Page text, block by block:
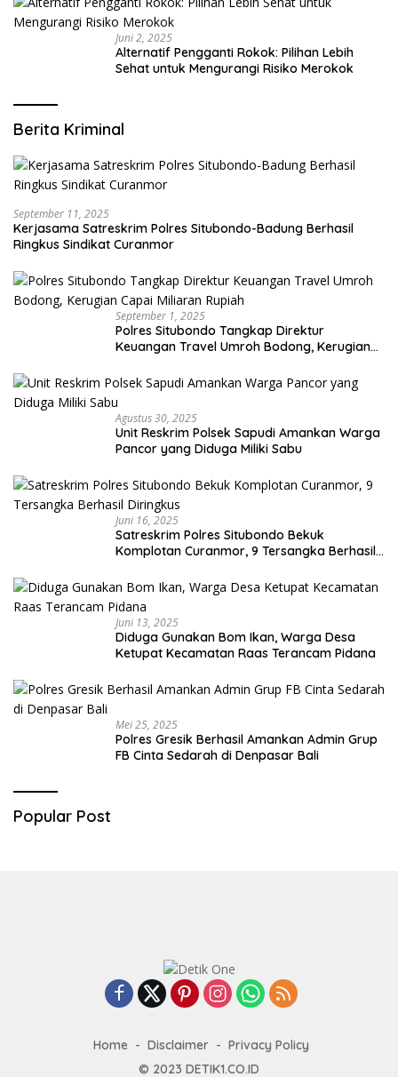
Juni 2, 2025
Alternatif Pengganti Rokok: Pilihan Lebih
Sehat untuk Mengurangi Risiko Merokok
Berita Kriminal
September 11, 2025
Kerjasama Satreskrim Polres Situbondo-Badung Berhasil
Ringkus Sindikat Curanmor
September 1, 2025
Polres Situbondo Tangkap Direktur
Keuangan Travel Umroh Bodong, Kerugian
Agustus 30, 2025
Unit Reskrim Polsek Sapudi Amankan Warga
Pancor yang Diduga Miliki Sabu
Juni 16, 2025
Satreskrim Polres Situbondo Bekuk
Komplotan Curanmor, 9 Tersangka Berhasil
Juni 13, 2025
Diduga Gunakan Bom Ikan, Warga Desa
Ketupat Kecamatan Raas Terancam Pidana
Mei 25, 2025
Polres Gresik Berhasil Amankan Admin Grup
FB Cinta Sedarah di Denpasar Bali
Popular Post
Home Disclaimer
Privacy Policy
© 2023 DETIK1.CO.ID